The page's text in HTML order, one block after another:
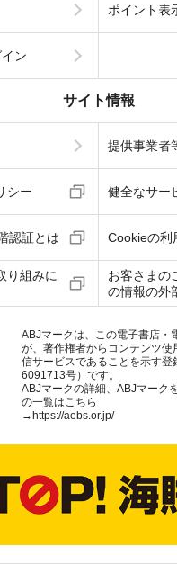
ポイント表
ン
サイト情報
提供事業者
シー 健全なサー
認証とは Cookieの利
り組みに
お客さまの
の情報の外
ABJマークは、この電子書店・
が、著作権者からコンテンツ使
信サービスであることを示す登
6091713号）です。
ABJマークの詳細、ABJマーク
の一覧はこちら
→https://aebs.or.jp/